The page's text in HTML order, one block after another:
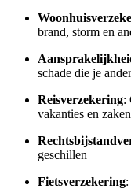
brand, storm en
schade die je
Reisverzekering:
vakanties en
geschillen
Fietsverzekering